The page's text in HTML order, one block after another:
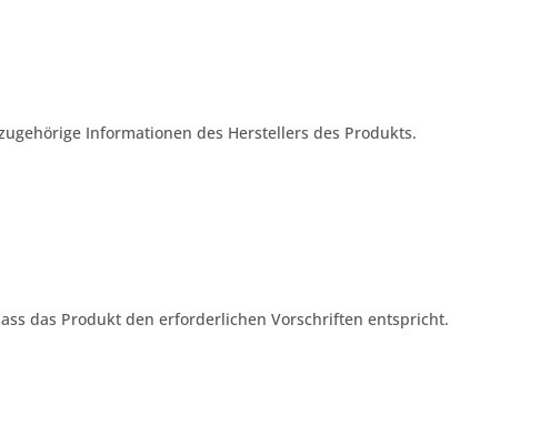
Informationen des Herstellers des Produkts.
das Produkt den erforderlichen Vorschriften entspricht.